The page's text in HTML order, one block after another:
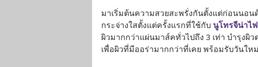
มาเริ่มต้นความสวยสะพรั่งกันตั้งแต่ก่อนนอน
กระจ่างใสตั้งแต่ครั้งแรกที่ใช้กับ นูโทรจีน่าไ
ผิวมากกว่าแผ่นมาส์คทั่วไปถึง 3 เท่า บำรุง
เพื่อผิวที่มีออร่ามากกว่าที่เคย พร้อมรับวันใ